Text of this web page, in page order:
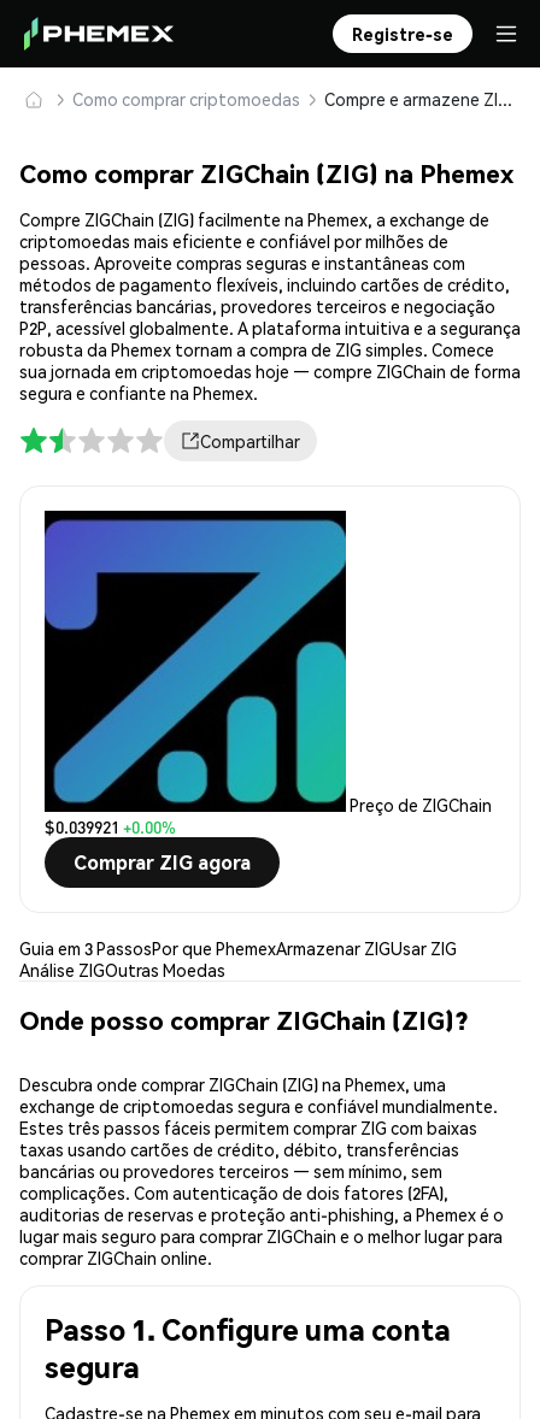
Registre-se
Como comprar criptomoedas Compre e armazene ZIGChain (ZIG) com segurança
Como comprar ZIGChain (ZIG) na Phemex
Compre ZIGChain (ZIG) facilmente na Phemex, a exchange de
criptomoedas mais eficiente e confiável por milhões de
pessoas. Aproveite compras seguras e instantâneas com
métodos de pagamento flexíveis, incluindo cartões de crédito,
transferências bancárias, provedores terceiros e negociação
P2P, acessível globalmente. A plataforma intuitiva e a segurança
robusta da Phemex tornam a compra de ZIG simples. Comece
sua jornada em criptomoedas hoje — compre ZIGChain de forma
segura e confiante na Phemex.
Compartilhar
Preço de ZIGChain
$0.039921 +0.00%
Comprar ZIG agora
Guia em 3 PassosPor que PhemexArmazenar ZIGUsar ZIG
Análise ZIGOutras Moedas
Onde posso comprar ZIGChain (ZIG)?
Descubra onde comprar ZIGChain (ZIG) na Phemex, uma
exchange de criptomoedas segura e confiável mundialmente.
Estes três passos fáceis permitem comprar ZIG com baixas
taxas usando cartões de crédito, débito, transferências
bancárias ou provedores terceiros — sem mínimo, sem
complicações. Com autenticação de dois fatores (2FA),
auditorias de reservas e proteção anti-phishing, a Phemex é o
lugar mais seguro para comprar ZIGChain e o melhor lugar para
comprar ZIGChain online.
Passo 1. Configure uma conta
segura
Cadastre-se na Phemex em minutos com seu e-mail para